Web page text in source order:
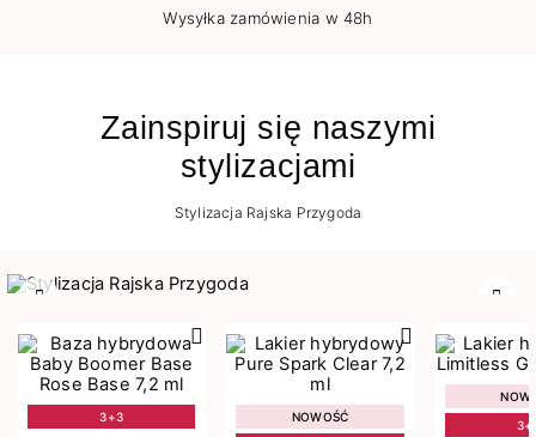
Wysyłka zamówienia w 48h
Zainspiruj się naszymi
stylizacjami
Stylizacja Rajska Przygoda
3+3
NOWOŚĆ